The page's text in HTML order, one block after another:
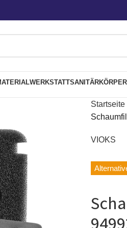
WERKSTATTSANITÄR
Startseite
VIOKS